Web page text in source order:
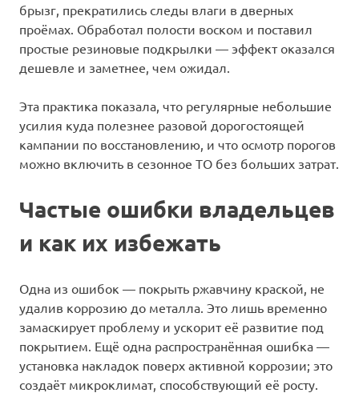
брызг, прекратились следы влаги в дверных
проёмах. Обработал полости воском и поставил
простые резиновые подкрылки — эффект оказался
дешевле и заметнее, чем ожидал.
Эта практика показала, что регулярные небольшие
усилия куда полезнее разовой дорогостоящей
кампании по восстановлению, и что осмотр порогов
можно включить в сезонное ТО без больших затрат.
Частые ошибки владельцев
и как их избежать
Одна из ошибок — покрыть ржавчину краской, не
удалив коррозию до металла. Это лишь временно
замаскирует проблему и ускорит её развитие под
покрытием. Ещё одна распространённая ошибка —
установка накладок поверх активной коррозии; это
создаёт микроклимат, способствующий её росту.